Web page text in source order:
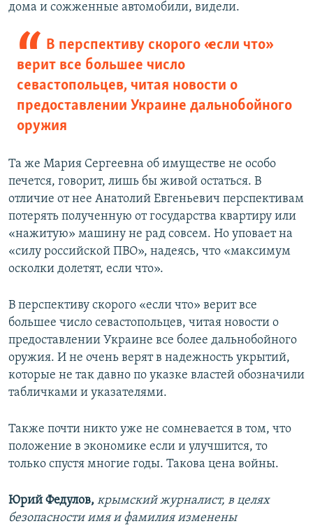
дома и сожженные автомобили, видели.
В перспективу скорого «если что»
верит все большее число
севастопольцев, читая новости о
предоставлении Украине дальнобойного
оружия
Та же Мария Сергеевна об имуществе не особо
печется, говорит, лишь бы живой остаться. В
отличие от нее Анатолий Евгеньевич перспективам
потерять полученную от государства квартиру или
«нажитую» машину не рад совсем. Но уповает на
«силу российской ПВО», надеясь, что «максимум
осколки долетят, если что».
В перспективу скорого «если что» верит все
большее число севастопольцев, читая новости о
предоставлении Украине все более дальнобойного
оружия. И не очень верят в надежность укрытий,
которые не так давно по указке властей обозначили
табличками и указателями.
Также почти никто уже не сомневается в том, что
положение в экономике если и улучшится, то
только спустя многие годы. Такова цена войны.
Юрий Федулов, крымский журналист, в целях
безопасности имя и фамилия изменены